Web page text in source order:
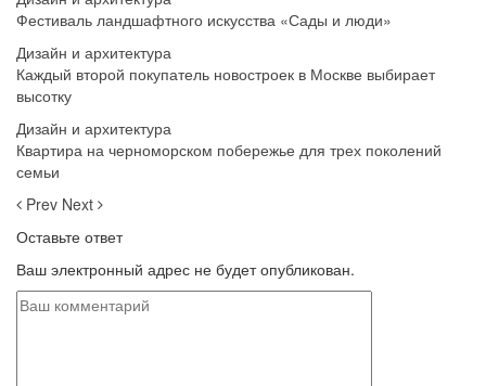
Фестиваль ландшафтного искусства «Сады и люди»
Дизайн и архитектура
Каждый второй покупатель новостроек в Москве выбирает
высотку
Дизайн и архитектура
Квартира на черноморском побережье для трех поколений
семьи
Prev Next
Оставьте ответ
Ваш электронный адрес не будет опубликован.